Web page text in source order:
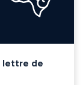
lettre de